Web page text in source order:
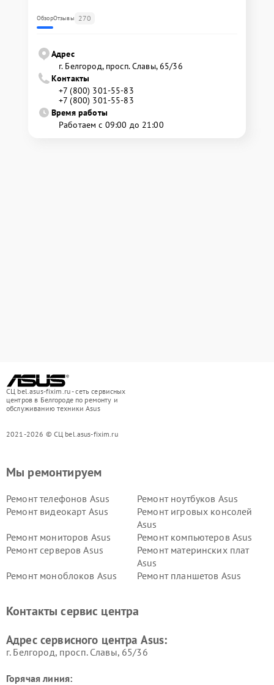
ОбзорОтзывы 270
Адрес
г. Белгород, просп. Славы, 65/36
Контакты
+7 (800) 301-55-83
+7 (800) 301-55-83
Время работы
Работаем с 09:00 до 21:00
СЦ bel.asus-fixim.ru - сеть сервисных
центров в Белгороде по ремонту и
обслуживанию техники Asus
2021-2026 © СЦ bel.asus-fixim.ru
Мы ремонтируем
Ремонт телефонов Asus
Ремонт ноутбуков Asus
Ремонт видеокарт Asus
Ремонт игровых консолей
Asus
Ремонт мониторов Asus
Ремонт компьютеров Asus
Ремонт серверов Asus
Ремонт материнских плат
Asus
Ремонт моноблоков Asus
Ремонт планшетов Asus
Контакты сервис центра
Адрес сервисного центра Asus:
г. Белгород, просп. Славы, 65/36
Горячая линия: